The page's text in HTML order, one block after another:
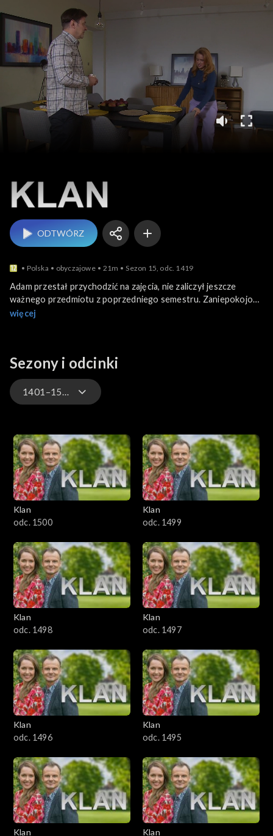
Klan
ODTWÓRZ
Polska obyczajowe 21m Sezon 15, odc. 1419
Adam przestał przychodzić na zajęcia, nie zaliczył jeszcze
ważnego przedmiotu z poprzedniego semestru. Zaniepokojona
Krystyna próbuje podpytać o przyszłego zięcia Olę.
więcej
Sezony i odcinki
1401–1500
4601–4700
4501–4600
4401–4500
4301–4400
4201–4300
4101–4200
3901–4000
3801–3900
3701–3800
3601–3700
3501–3600
3401–3500
Klan
odc. 1500
Klan
odc. 1499
Klan
odc. 1498
Klan
odc. 1497
Klan
odc. 1496
Klan
odc. 1495
Klan
Klan